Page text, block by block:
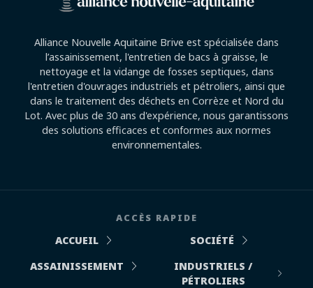
Alliance Nouvelle Aquitaine Brive est spécialisée dans
l’assainissement, l'entretien de bacs à graisse, le
nettoyage et la vidange de fosses septiques, dans
l'entretien d'ouvrages industriels et pétroliers, ainsi que
dans le traitement des déchets en Corrèze et Nord du
Lot. Avec plus de 30 ans d'expérience, nous garantissons
des solutions efficaces et conformes aux normes
environnementales.
ACCÈS RAPIDE
ACCUEIL
SOCIÉTÉ
ASSAINISSEMENT
INDUSTRIELS /
PÉTROLIERS